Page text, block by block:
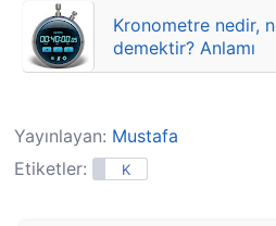
Kronometre nedir,
demektir? Anlamı
Yayınlayan: Mustafa
Etiketler:
K